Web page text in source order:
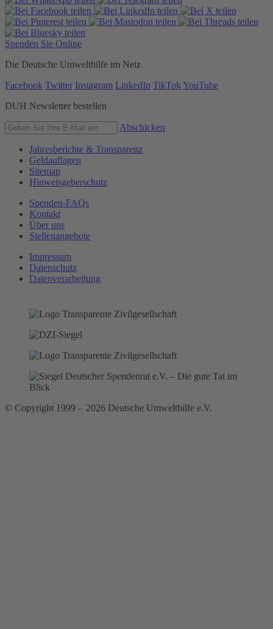
Spenden Sie Online
Die Deutsche Umwelthilfe im Netz
Facebook Twitter Instagram LinkedIn TikTok YouTube
DUH Newsletter bestellen
Abschicken
Jahresberichte & Transparenz
Geldauflagen
Sitemap
Hinweisgeberschutz
Spenden-FAQs
Kontakt
Über uns
Stellenangebote
Impressum
Datenschutz
Datenverarbeitung
© Copyright 1999 - 2026 Deutsche Umwelthilfe e.V.